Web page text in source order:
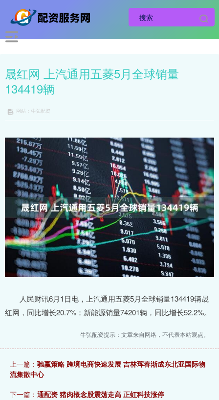
晟红网 上汽通用五菱5月全球销量
134419辆
网站：牛弘配资
人民财讯6月1日电，上汽通用五菱5月全球销量134419辆晟
红网，同比增长20.7%；新能源销量74201辆，同比增长52.2%。
牛弘配资提示：文章来自网络，不代表本站观点。
上一篇： 驰赢策略 跨境电商快速发展 吉林珲春渐成东北亚国际物
流集散中心
下一篇： 通配资 猪肉概念股震荡走高 正虹科技涨停